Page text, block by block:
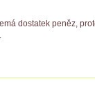
dostatek peněz,